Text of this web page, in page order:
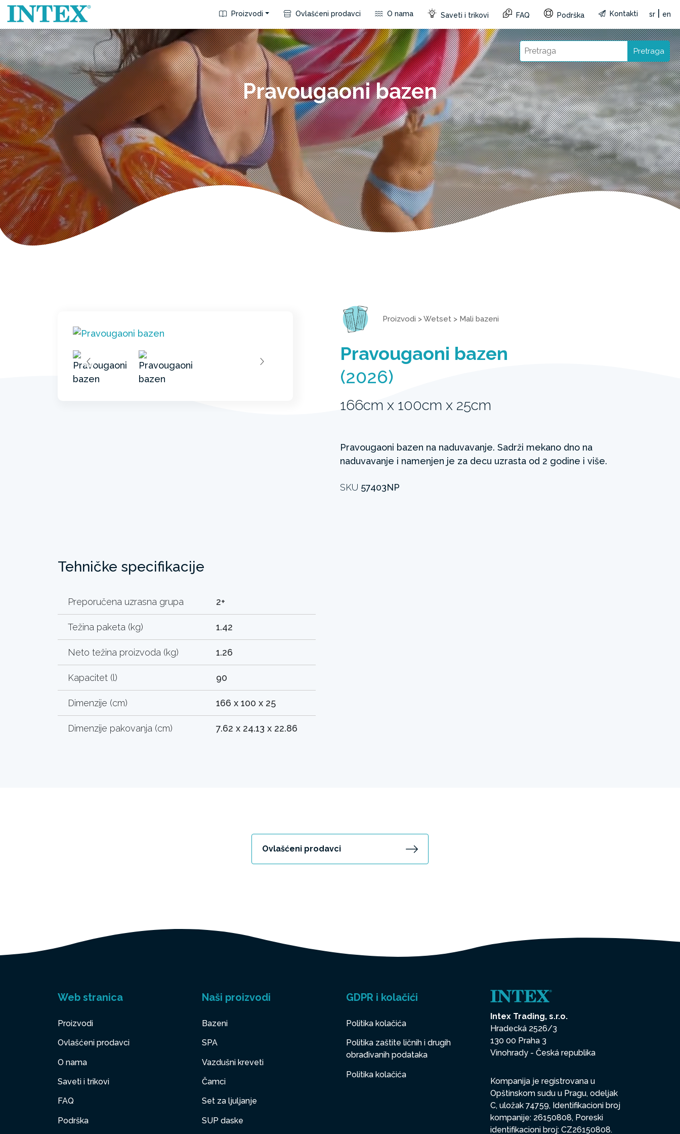
Proizvodi Ovlašćeni prodavci O nama Saveti i trikovi FAQ Podrška Kontakti sr en
Pretraga
Pravougaoni bazen
Proizvodi >Wetset > Mali bazeni
Pravougaoni bazen
(2026)
166cm x 100cm x 25cm
Pravougaoni bazen na naduvavanje. Sadrži mekano dno na
naduvavanje i namenjen je za decu uzrasta od 2 godine i više.
SKU 57403NP
Tehničke specifikacije
Preporučena uzrasna grupa 2+
Težina paketa (kg) 1.42
Neto težina proizvoda (kg) 1.26
Kapacitet (l) 90
Dimenzije (cm) 166 x 100 x 25
Dimenzije pakovanja (cm) 7.62 x 24.13 x 22.86
Ovlašćeni prodavci
Web stranica
Proizvodi
Ovlašćeni prodavci
O nama
Saveti i trikovi
FAQ
Podrška
Naši proizvodi
Bazeni
SPA
Vazdušni kreveti
Čamci
Set za ljuljanje
SUP daske
GDPR i kolačići
Politika kolačića
Politika zaštite ličnih i drugih
obrađivanih podataka
Politika kolačića
Intex Trading, s.r.o.
Hradecká 2526/3
130 00 Praha 3
Vinohrady - Česká republika
Kompanija je registrovana u
Opštinskom sudu u Pragu, odeljak
C, uložak 74759, Identifikacioni broj
kompanije: 26150808, Poreski
identifikacioni broj: CZ26150808.